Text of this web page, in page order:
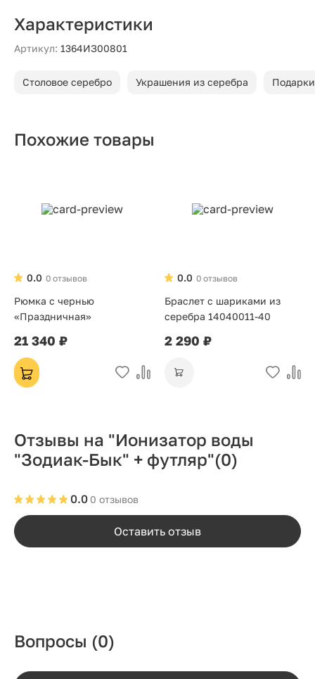
Характеристики
Артикул: 1364ИЗ00801
Столовое серебро Украшения из серебра
Похожие товары
0 отзывов
0.0
Рюмка с чернью
«Праздничная»
21 340 ₽
0 отзывов
0.0
Браслет с шариками из
серебра 14040011-40
2 290 ₽
Отзывы на "Ионизатор воды
"Зодиак-Бык" + футляр"(0)
0 отзывов
0.0
Оставить отзыв
Вопросы (0)